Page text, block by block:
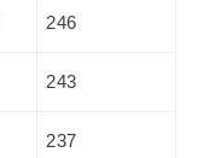
246
243
237